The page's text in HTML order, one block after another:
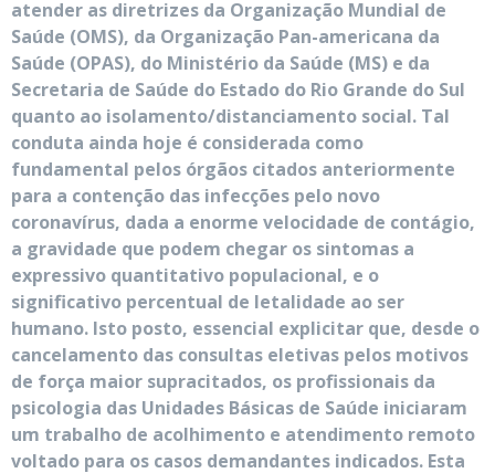
atender as diretrizes da Organização Mundial de
Saúde (OMS), da Organização Pan-americana da
Saúde (OPAS), do Ministério da Saúde (MS) e da
Secretaria de Saúde do Estado do Rio Grande do Sul
quanto ao isolamento/distanciamento social. Tal
conduta ainda hoje é considerada como
fundamental pelos órgãos citados anteriormente
para a contenção das infecções pelo novo
coronavírus, dada a enorme velocidade de contágio,
a gravidade que podem chegar os sintomas a
expressivo quantitativo populacional, e o
significativo percentual de letalidade ao ser
humano. Isto posto, essencial explicitar que, desde o
cancelamento das consultas eletivas pelos motivos
de força maior supracitados, os profissionais da
psicologia das Unidades Básicas de Saúde iniciaram
um trabalho de acolhimento e atendimento remoto
voltado para os casos demandantes indicados. Esta